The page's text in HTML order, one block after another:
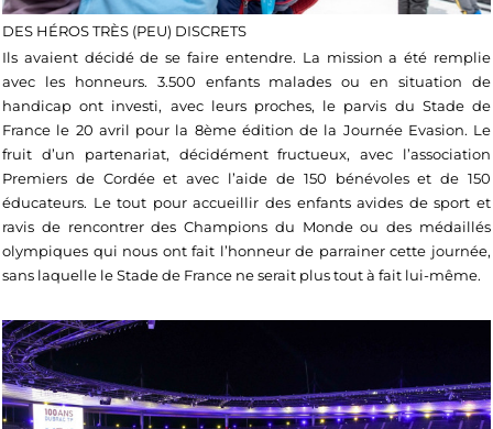
DES HÉROS TRÈS (PEU) DISCRETS
Ils avaient décidé de se faire entendre. La mission a été remplie
avec les honneurs. 3.500 enfants malades ou en situation de
handicap ont investi, avec leurs proches, le parvis du Stade de
France le 20 avril pour la 8ème édition de la Journée Evasion. Le
fruit d’un partenariat, décidément fructueux, avec l’association
Premiers de Cordée et avec l’aide de 150 bénévoles et de 150
éducateurs. Le tout pour accueillir des enfants avides de sport et
ravis de rencontrer des Champions du Monde ou des médaillés
olympiques qui nous ont fait l’honneur de parrainer cette journée,
sans laquelle le Stade de France ne serait plus tout à fait lui-même.